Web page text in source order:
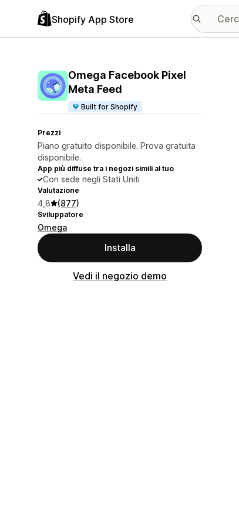
Shopify App Store
Omega Facebook Pixel
Meta Feed
Built for Shopify
Prezzi
Piano gratuito disponibile. Prova gratuita
disponibile.
App più diffuse tra i negozi simili al tuo
Con sede negli Stati Uniti
Valutazione
4,8 (877)
Sviluppatore
Omega
Installa
Vedi il negozio demo